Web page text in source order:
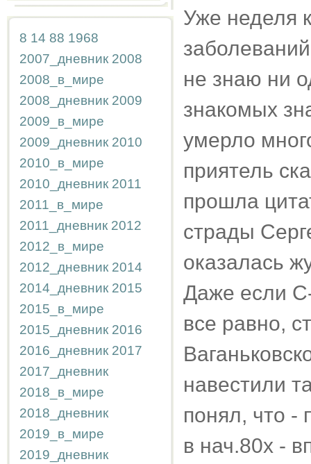
8 14 88 1968
2007_дневник 2008
2008_в_мире
2008_дневник 2009
2009_в_мире
2009_дневник 2010
2010_в_мире
2010_дневник 2011
2011_в_мире
2011_дневник 2012
2012_в_мире
2012_дневник 2014
2014_дневник 2015
2015_в_мире
2015_дневник 2016
2016_дневник 2017
2017_дневник
2018_в_мире
2018_дневник
2019_в_мире
2019_дневник
Уже неделя
не знаю ни
знакомых
умерло
приятель
прошла
страды
оказалась
Даже если
все равно,
навестили
понял, что -
в нач.80х -